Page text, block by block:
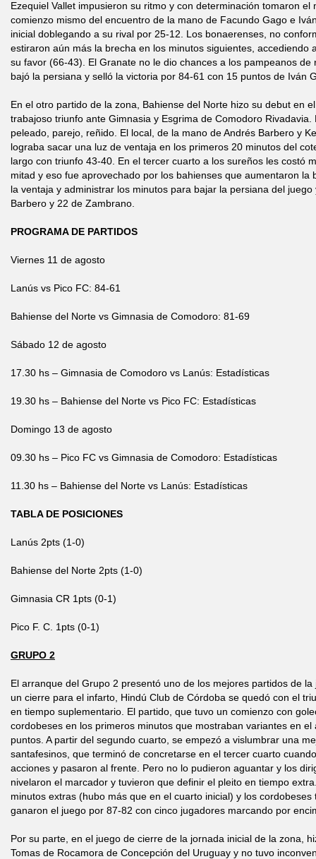
Ezequiel Vallet impusieron su ritmo y con determinación tomaron
comienzo mismo del encuentro de la mano de Facundo Gago e
inicial doblegando a su rival por 25-12. Los bonaerenses, no
estiraron aún más la brecha en los minutos siguientes, accediendo
su favor (66-43). El Granate no le dio chances a los pampeanos
bajó la persiana y selló la victoria por 84-61 con 15 puntos de Iván
En el otro partido de la zona, Bahiense del Norte hizo su debut en
trabajoso triunfo ante Gimnasia y Esgrima de Comodoro
peleado, parejo, reñido. El local, de la mano de Andrés Barbero y
lograba sacar una luz de ventaja en los primeros 20 minutos del
largo con triunfo 43-40. En el tercer cuarto a los sureños les costó
mitad y eso fue aprovechado por los bahienses que aumentaron la
la ventaja y administrar los minutos para bajar la persiana del
Barbero y 22 de Zambrano.
PROGRAMA DE PARTIDOS
Viernes 11 de agosto
Lanús vs Pico FC: 84-61
Bahiense del Norte vs Gimnasia de Comodoro: 81-69
Sábado 12 de agosto
17.30 hs – Gimnasia de Comodoro vs Lanús: Estadísticas
19.30 hs – Bahiense del Norte vs Pico FC: Estadísticas
Domingo 13 de agosto
09.30 hs – Pico FC vs Gimnasia de Comodoro: Estadísticas
11.30 hs – Bahiense del Norte vs Lanús: Estadísticas
TABLA DE POSICIONES
Lanús 2pts (1-0)
Bahiense del Norte 2pts (1-0)
Gimnasia CR 1pts (0-1)
Pico F. C. 1pts (0-1)
GRUPO 2
El arranque del Grupo 2 presentó uno de los mejores partidos de
un cierre para el infarto, Hindú Club de Córdoba se quedó con el
en tiempo suplementario. El partido, que tuvo un comienzo con
cordobeses en los primeros minutos que mostraban variantes en
puntos. A partir del segundo cuarto, se empezó a vislumbrar una
santafesinos, que terminó de concretarse en el tercer cuarto
acciones y pasaron al frente. Pero no lo pudieron aguantar y los
nivelaron el marcador y tuvieron que definir el pleito en tiempo
minutos extras (hubo más que en el cuarto inicial) y los
ganaron el juego por 87-82 con cinco jugadores marcando por
Por su parte, en el juego de cierre de la jornada inicial de la zona,
Tomas de Rocamora de Concepción del Uruguay y no tuvo